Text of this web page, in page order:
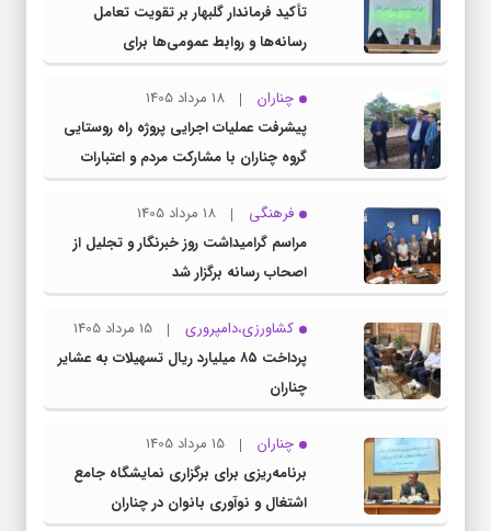
تأکید فرماندار گلبهار بر تقویت تعامل
رسانه‌ها و روابط عمومی‌ها برای
اطلاع‌رسانی شفاف
چناران
18 مرداد 1405
پیشرفت عملیات اجرایی پروژه راه روستایی
گروه چناران با مشارکت مردم و اعتبارات
دولتی
فرهنگی
18 مرداد 1405
مراسم گرامیداشت روز خبرنگار و تجلیل از
اصحاب رسانه برگزار شد
کشاورزی،دامپروری
15 مرداد 1405
پرداخت ۸۵ میلیارد ریال تسهیلات به عشایر
چناران
چناران
15 مرداد 1405
برنامه‌ریزی برای برگزاری نمایشگاه جامع
اشتغال و نوآوری بانوان در چناران